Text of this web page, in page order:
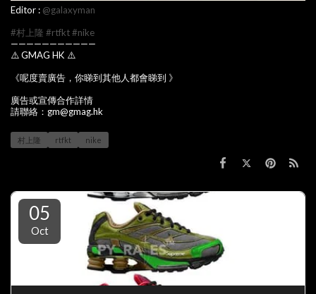
Editor : @galaxyman
#村上隆 #rtfkt#nike
———————————
⚠️ GMAG HK ⚠️
《呢度賣廣告，你睇到其他人都會睇到 》
廣告或宣傳合作詳情
請聯絡：gm@gmag.hk
村上隆 rtfkt nike
05
Oct